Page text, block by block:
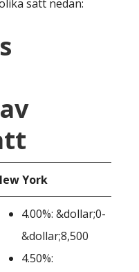
sätt nedan:
York
4.00%: &dollar;0-
&dollar;8,500
4.50%: